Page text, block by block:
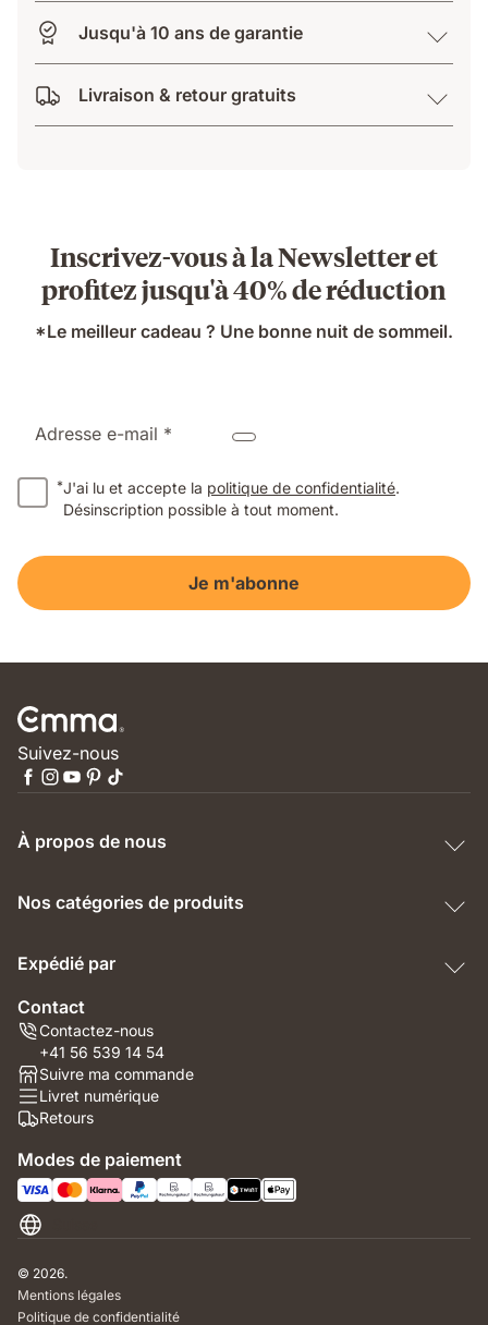
Jusqu'à 10 ans de garantie
Livraison & retour gratuits
Inscrivez-vous à la Newsletter et
profitez jusqu'à 40% de réduction
*Le meilleur cadeau ? Une bonne nuit de sommeil.
Adresse e-mail *
*J'ai lu et accepte la politique de confidentialité.
Désinscription possible à tout moment.
Je m'abonne
Suivez-nous
À propos de nous
Nos catégories de produits
Expédié par
Contact
Contactez-nous
+41 56 539 14 54
Suivre ma commande
Livret numérique
Retours
Modes de paiement
© 2026.
Mentions légales
Politique de confidentialité